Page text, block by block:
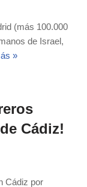
(más 100.000
de Israel,
»
Cádiz!
Cádiz por